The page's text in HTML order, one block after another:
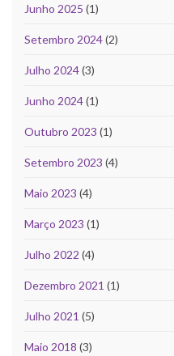
Junho 2025 (1)
Setembro 2024(2)
Julho 2024(3)
Junho 2024(1)
Outubro 2023 (1)
Setembro 2023 (4)
Maio 2023 (4)
Março 2023 (1)
Julho 2022 (4)
Dezembro 2021 (1)
Julho 2021 (5)
Maio 2018 (3)